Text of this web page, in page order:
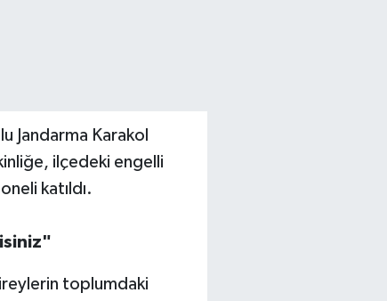
Jandarma Karakol
ilçedeki engelli
katıldı.
toplumdaki